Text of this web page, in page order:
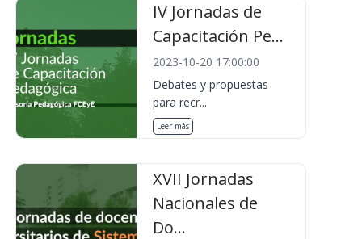
IV Jornadas de
Capacitación Pe...
2023-10-20 17:00:00
Debates y propuestas
para recr...
Leer más
XVII Jornadas
Nacionales de
Do...